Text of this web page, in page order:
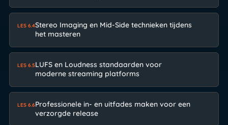
LES 6.4Stereo Imaging en Mid-Side technieken tijdens
het masteren
LES 6.5LUFS en Loudness standaarden voor
moderne streaming platforms
LES 6.6Professionele in- en uitfades maken voor een
verzorgde release